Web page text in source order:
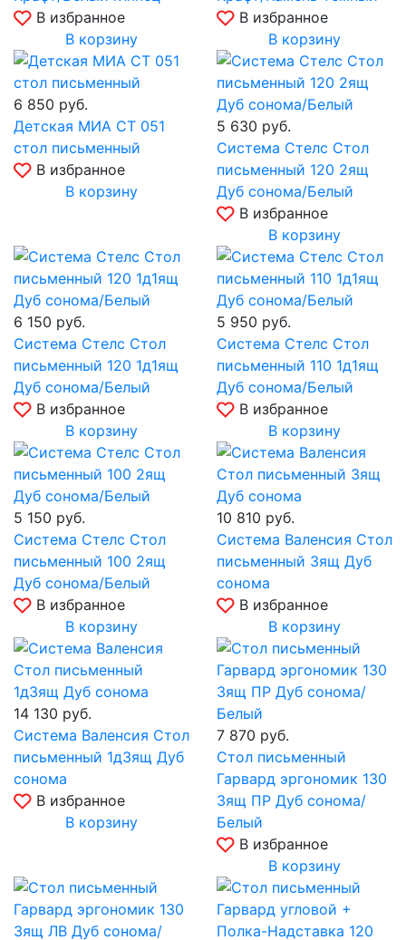
В избранное
В корзину
В избранное
В корзину
6 850 руб.
Детская МИА СТ 051
стол письменный
В избранное
В корзину
5 630 руб.
Система Стелс Стол
письменный 120 2ящ
Дуб сонома/Белый
В избранное
В корзину
6 150 руб.
Система Стелс Стол
письменный 120 1д1ящ
Дуб сонома/Белый
В избранное
В корзину
5 950 руб.
Система Стелс Стол
письменный 110 1д1ящ
Дуб сонома/Белый
В избранное
В корзину
5 150 руб.
Система Стелс Стол
письменный 100 2ящ
Дуб сонома/Белый
В избранное
В корзину
10 810 руб.
Система Валенсия Стол
письменный 3ящ Дуб
сонома
В избранное
В корзину
14 130 руб.
Система Валенсия Стол
письменный 1д3ящ Дуб
сонома
В избранное
В корзину
7 870 руб.
Стол письменный
Гарвард эргономик 130
3ящ ПР Дуб сонома/
Белый
В избранное
В корзину